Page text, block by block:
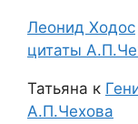
Леонид Ходос
цитаты
Татьяна к
А.П.Чехова